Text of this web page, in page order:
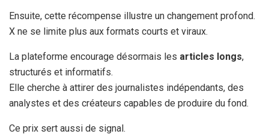
Ensuite, cette récompense illustre un changement profond.
X ne se limite plus aux formats courts et viraux.
La plateforme encourage désormais les articles longs,
structurés et informatifs.
Elle cherche à attirer des journalistes indépendants, des
analystes et des créateurs capables de produire du fond.
Ce prix sert aussi de signal.